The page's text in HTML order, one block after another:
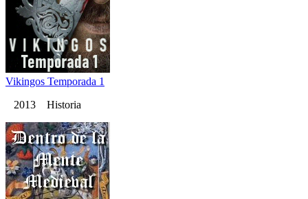
Vikingos Temporada 1
2013 Historia